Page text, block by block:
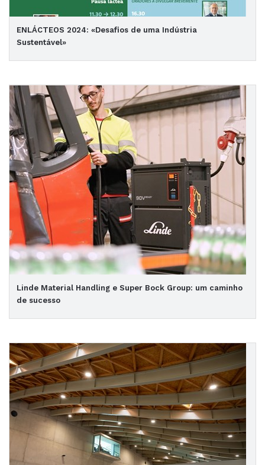
ENLÁCTEOS 2024: «Desafios de uma Indústria
Sustentável»
Linde Material Handling e Super Bock Group: um caminho
de sucesso